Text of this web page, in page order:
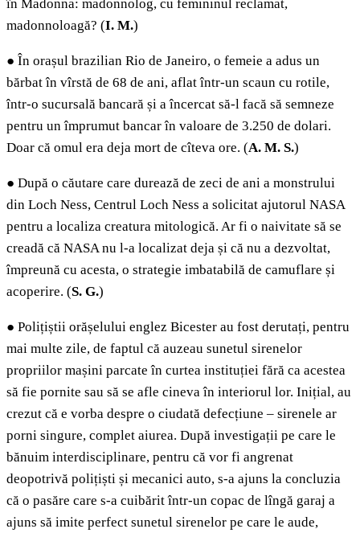
în Madonna: madonnolog, cu femininul reclamat,
madonnoloagă? (I. M.)
● În orașul brazilian Rio de Janeiro, o femeie a adus un
bărbat în vîrstă de 68 de ani, aflat într-un scaun cu rotile,
într-o sucursală bancară și a încercat să-l facă să semneze
pentru un împrumut bancar în valoare de 3.250 de dolari.
Doar că omul era deja mort de cîteva ore. (A. M. S.)
● După o căutare care durează de zeci de ani a monstrului
din Loch Ness, Centrul Loch Ness a solicitat ajutorul NASA
pentru a localiza creatura mitologică. Ar fi o naivitate să se
creadă că NASA nu l-a localizat deja și că nu a dezvoltat,
împreună cu acesta, o strategie imbatabilă de camuflare și
acoperire. (S. G.)
● Polițiștii orășelului englez Bicester au fost derutați, pentru
mai multe zile, de faptul că auzeau sunetul sirenelor
propriilor mașini parcate în curtea instituției fără ca acestea
să fie pornite sau să se afle cineva în interiorul lor. Inițial, au
crezut că e vorba despre o ciudată defecțiune – sirenele ar
porni singure, complet aiurea. După investigații pe care le
bănuim interdisciplinare, pentru că vor fi angrenat
deopotrivă polițiști și mecanici auto, s-a ajuns la concluzia
că o pasăre care s-a cuibărit într-un copac de lîngă garaj a
ajuns să imite perfect sunetul sirenelor pe care le aude,